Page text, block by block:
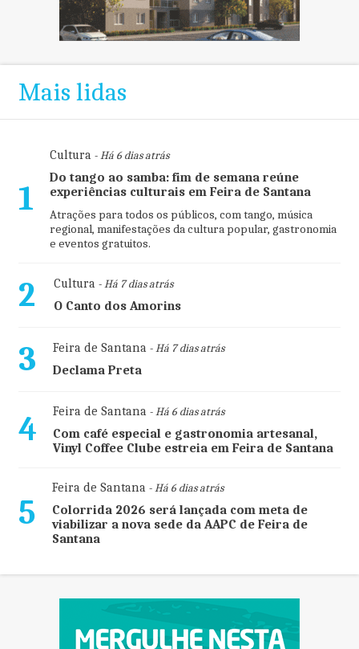
Mais lidas
1
Cultura- Há 6 dias atrás
Do tango ao samba: fim de semana reúne
experiências culturais em Feira de Santana
Atrações para todos os públicos, com tango, música
regional, manifestações da cultura popular, gastronomia
e eventos gratuitos.
2 Cultura- Há 7 dias atrás
O Canto dos Amorins
3 Feira de Santana- Há 7 dias atrás
Declama Preta
4 Feira de Santana- Há 6 dias atrás
Com café especial e gastronomia artesanal,
Vinyl Coffee Clube estreia em Feira de Santana
5
Feira de Santana- Há 6 dias atrás
Colorrida 2026 será lançada com meta de
viabilizar a nova sede da AAPC de Feira de
Santana